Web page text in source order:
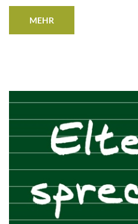
MEHR